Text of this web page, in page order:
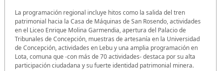
La programación regional incluye hitos como la salida del tren
patrimonial hacia la Casa de Máquinas de San Rosendo, actividades
en el Liceo Enrique Molina Garmendia, apertura del Palacio de
Tribunales de Concepción, muestras de artesanía en la Universidad
de Concepción, actividades en Lebu y una amplia programación en
Lota, comuna que -con más de 70 actividades- destaca por su alta
participación ciudadana y su fuerte identidad patrimonial minera.